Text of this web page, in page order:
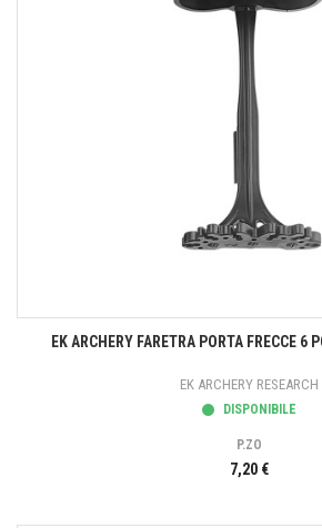
EK ARCHERY FARETRA PORTA FRECCE 6
EK ARCHERY RESEARCH
DISPONIBILE
P.ZO
7,20 €